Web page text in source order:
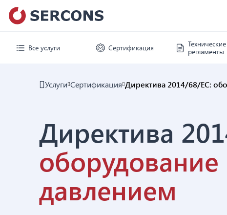
Все услуги Сертификация
Технические
регламенты
Услуги Сертификация Директива 2014/68/ЕС:
Директива
давлением